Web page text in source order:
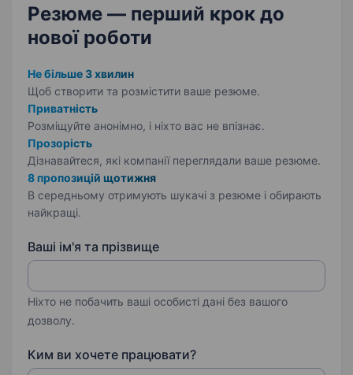
Резюме — перший крок до
нової роботи
Не більше 3 хвилин
Щоб створити та розмістити ваше резюме.
Приватність
Розміщуйте анонімно, і ніхто вас не впізнає.
Прозорість
Дізнавайтеся, які компанії переглядали ваше резюме.
8 пропозицій щотижня
В середньому отримують шукачі з резюме і обирають
найкращі.
Ваші ім'я та прізвище
Ніхто не побачить ваші особисті дані без вашого
дозволу.
Ким ви хочете працювати?